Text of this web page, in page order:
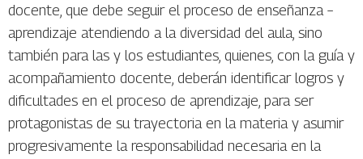
docente, que debe seguir el proceso de enseñanza –
aprendizaje atendiendo a la diversidad del aula, sino
también para las y los estudiantes, quienes, con la guía y
acompañamiento docente, deberán identificar logros y
dificultades en el proceso de aprendizaje, para ser
protagonistas de su trayectoria en la materia y asumir
progresivamente la responsabilidad necesaria en la